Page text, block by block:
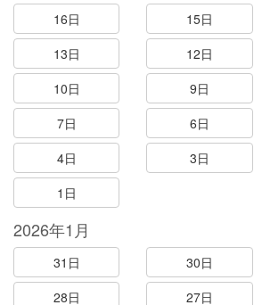
16日
15日
13日
12日
10日
9日
7日
6日
4日
3日
1日
2026年1月
31日 30日
28日
27日